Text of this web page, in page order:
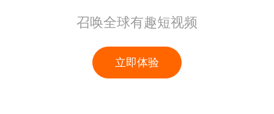
召唤全球有趣短视频
立即体验